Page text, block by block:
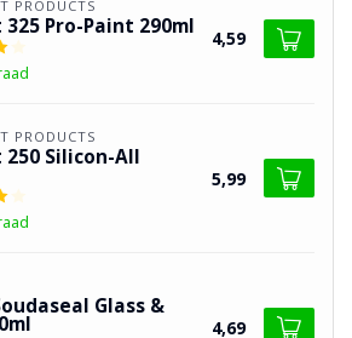
PRODUCTS
Pro-Paint 290ml 4,59
PRODUCTS
Silicon-All
5,99
Glass &
4,69